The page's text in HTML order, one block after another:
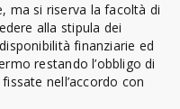
ma si riserva la facoltà di
alla stipula dei
finanziarie ed
restando l’obbligo di
nell’accordo con